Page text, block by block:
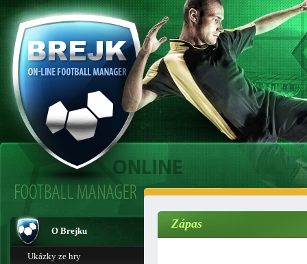
O Brejku
Ukázky ze hry
Zápas